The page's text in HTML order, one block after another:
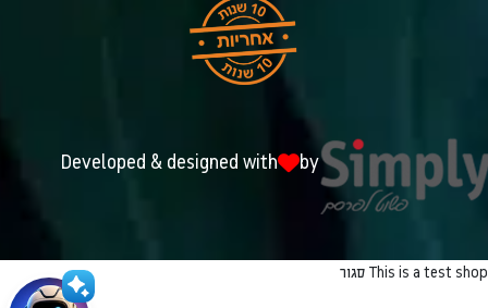
Developed & designed with by
This is a test shop סגור